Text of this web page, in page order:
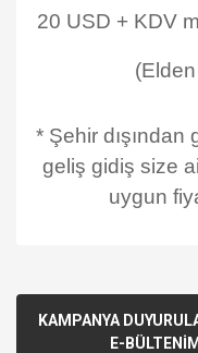
20 USD + KDV
* Şehir
geliş gidiş size
uygun
KAMPANYA
E-